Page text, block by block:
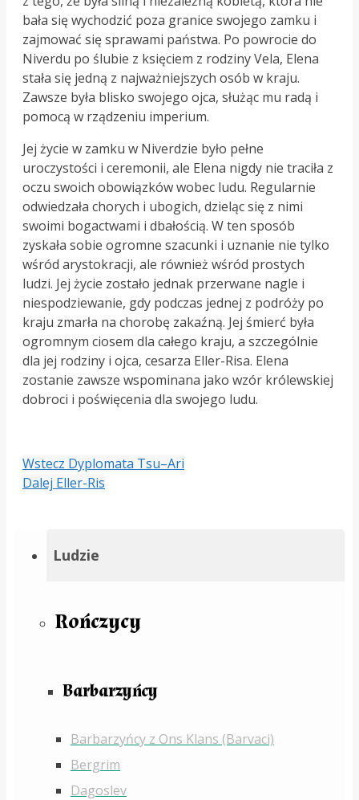
Ludzie
Rończycy
Barbarzyńcy
Barbarzyńcy z Ons Klans (Barvaci)
Bergrim
Dagoslev
bała się wychodzić poza granice swojego zamku i
zajmować się sprawami państwa. Po powrocie do
Niverdu po ślubie z księciem z rodziny Vela, Elena
stała się jedną z najważniejszych osób w kraju.
Zawsze była blisko swojego ojca, służąc mu radą i
pomocą w rządzeniu imperium.
Jej życie w zamku w Niverdzie było pełne
uroczystości i ceremonii, ale Elena nigdy nie traciła z
oczu swoich obowiązków wobec ludu. Regularnie
odwiedzała chorych i ubogich, dzieląc się z nimi
swoimi bogactwami i dbałością. W ten sposób
zyskała sobie ogromne szacunki i uznanie nie tylko
wśród arystokracji, ale również wśród prostych
ludzi. Jej życie zostało jednak przerwane nagle i
niespodziewanie, gdy podczas jednej z podróży po
kraju zmarła na chorobę zakaźną. Jej śmierć była
ogromnym ciosem dla całego kraju, a szczególnie
dla jej rodziny i ojca, cesarza Eller-Risa. Elena
zostanie zawsze wspominana jako wzór królewskiej
dobroci i poświęcenia dla swojego ludu.
Wstecz Dyplomata Tsu–Ari
Dalej Eller-Ris